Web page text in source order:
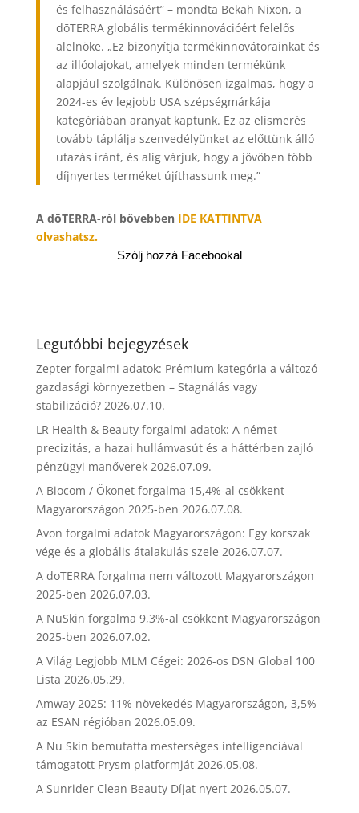
és felhasználásáért” – mondta Bekah Nixon, a
dōTERRA globális termékinnovációért felelős
alelnöke. „Ez bizonyítja termékinnovátorainkat és
az illóolajokat, amelyek minden termékünk
alapjául szolgálnak. Különösen izgalmas, hogy a
2024-es év legjobb USA szépségmárkája
kategóriában aranyat kaptunk. Ez az elismerés
tovább táplálja szenvedélyünket az előttünk álló
utazás iránt, és alig várjuk, hogy a jövőben több
díjnyertes terméket újíthassunk meg.”
A dōTERRA-ról bővebbenIDE KATTINTVA
olvashatsz.
Szólj hozzá Facebookal
Legutóbbi bejegyzések
Zepter forgalmi adatok: Prémium kategória a változó
gazdasági környezetben – Stagnálás vagy
stabilizáció? 2026.07.10.
LR Health & Beauty forgalmi adatok: A német
precizitás, a hazai hullámvasút és a háttérben zajló
pénzügyi manőverek 2026.07.09.
A Biocom / Ökonet forgalma 15,4%-al csökkent
Magyarországon 2025-ben 2026.07.08.
Avon forgalmi adatok Magyarországon: Egy korszak
vége és a globális átalakulás szele 2026.07.07.
A doTERRA forgalma nem változott Magyarországon
2025-ben 2026.07.03.
A NuSkin forgalma 9,3%-al csökkent Magyarországon
2025-ben 2026.07.02.
A Világ Legjobb MLM Cégei: 2026-os DSN Global 100
Lista 2026.05.29.
Amway 2025: 11% növekedés Magyarországon, 3,5%
az ESAN régióban 2026.05.09.
A Nu Skin bemutatta mesterséges intelligenciával
támogatott Prysm platformját 2026.05.08.
A Sunrider Clean Beauty Díjat nyert 2026.05.07.